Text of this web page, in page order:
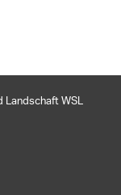
Landschaft WSL